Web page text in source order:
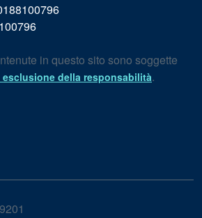
in questo sito sono soggette
della responsabilità.